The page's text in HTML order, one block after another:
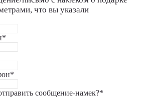
что вы указали
сообщение-намек?*